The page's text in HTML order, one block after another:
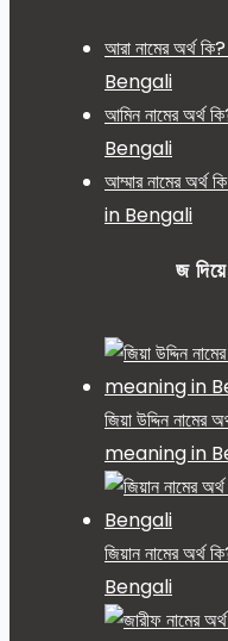
আরা নামের
Bengali
আমিন নামের
Bengali
আম্মার নামের
in Bengali
জ
জিয়া উদ্দিন
meaning in
জিয়ান নামের
Bengali